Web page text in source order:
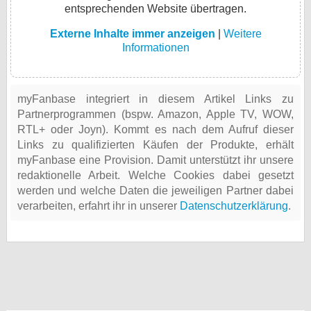
entsprechenden Website übertragen.
Externe Inhalte immer anzeigen
Weitere
Informationen
myFanbase integriert in diesem Artikel Links zu
Partnerprogrammen (bspw. Amazon, Apple TV, WOW,
RTL+ oder Joyn). Kommt es nach dem Aufruf dieser
Links zu qualifizierten Käufen der Produkte, erhält
myFanbase eine Provision. Damit unterstützt ihr unsere
redaktionelle Arbeit. Welche Cookies dabei gesetzt
werden und welche Daten die jeweiligen Partner dabei
verarbeiten, erfahrt ihr in unserer Datenschutzerklärung.